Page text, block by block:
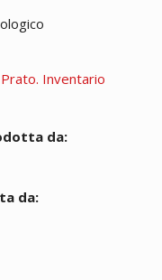
Inventario
da:
da: